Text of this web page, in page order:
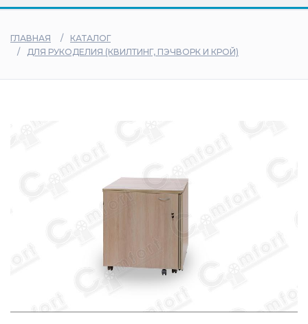
дилеры
ГЛАВНАЯ
КАТАЛОГ
ДЛЯ РУКОДЕЛИЯ (КВИЛТИНГ, ПЭЧВОРК И КРОЙ)